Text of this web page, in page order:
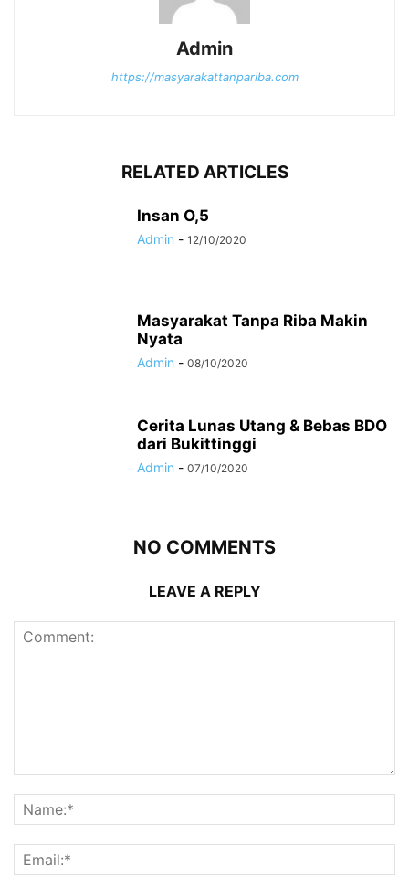
Admin
https://masyarakattanpariba.com
RELATED ARTICLES
Insan O,5
Admin - 12/10/2020
Masyarakat Tanpa Riba Makin
Nyata
Admin - 08/10/2020
Cerita Lunas Utang & Bebas BDO
dari Bukittinggi
Admin - 07/10/2020
NO COMMENTS
LEAVE A REPLY